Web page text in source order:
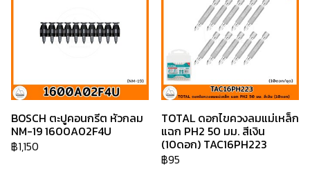
BOSCH ตะปูคอนกรีต หัวกลม
NM-19 1600A02F4U
฿1,150
TOTAL ดอกไขควงลมแม่เหล็ก
แฉก PH2 50 มม. สีเงิน
(10ดอก) TAC16PH223
฿95